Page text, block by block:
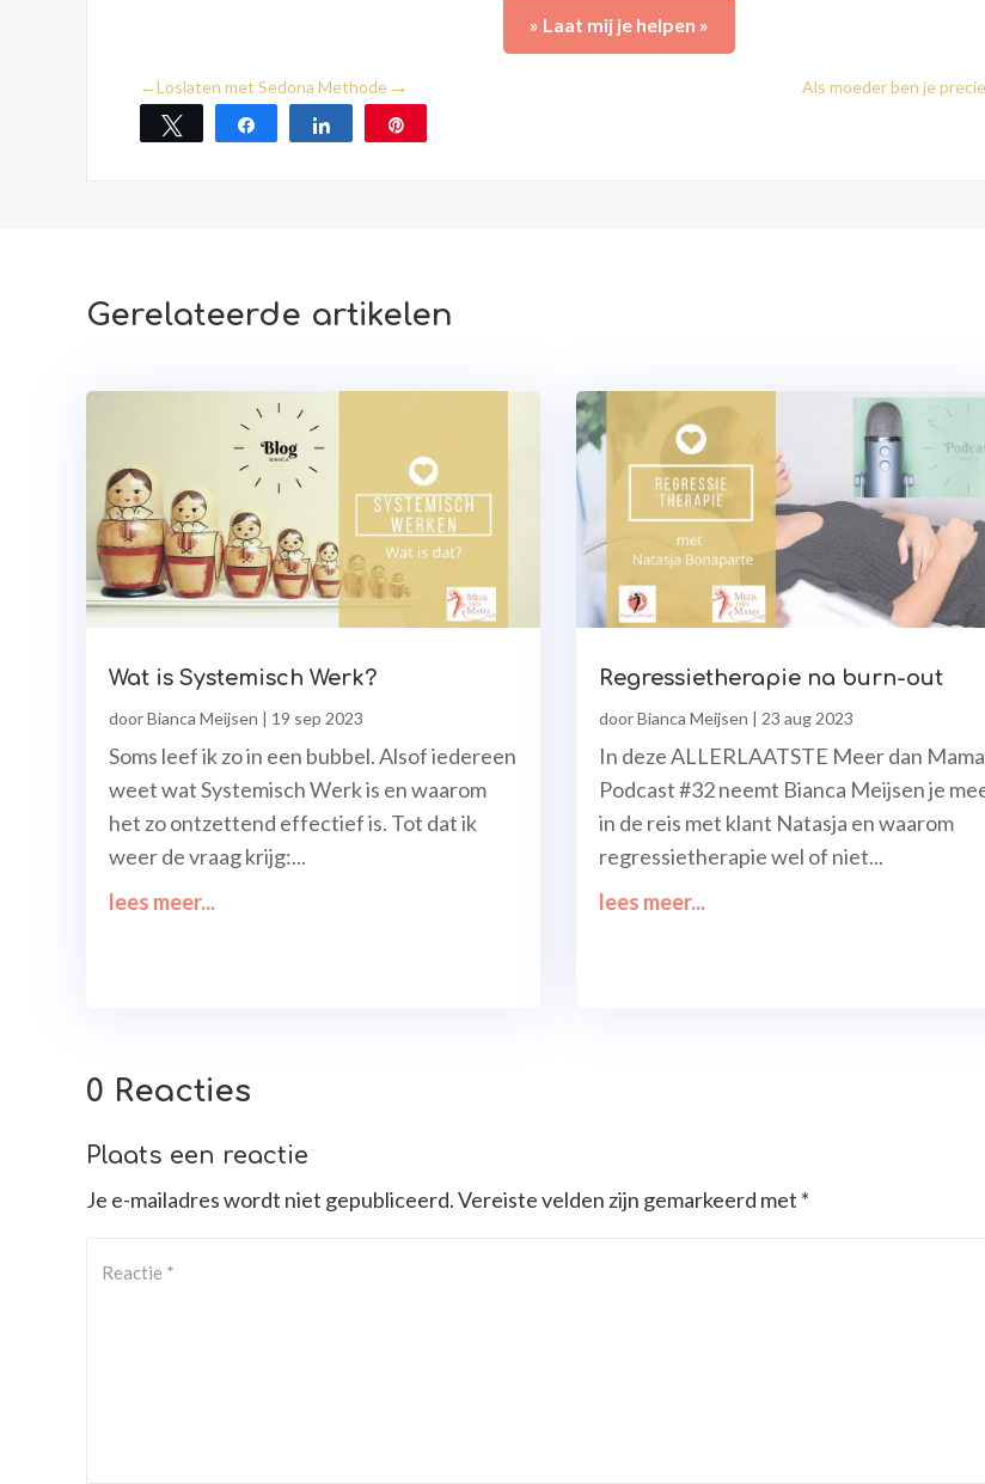
» Laat mij je helpen »
←Loslaten met Sedona Methode Als moeder ben je
→
Tweet Share Share
Gerelateerde artikelen
Wat is Systemisch Werk?
doorBianca Meijsen | 19 sep 2023
Soms leef ik zo in een bubbel. Alsof iedereen
weet wat Systemisch Werk is en waarom
het zo ontzettend effectief is. Tot dat ik
weer de vraag krijg:...
lees meer...
Regressietherapie na burn-out
doorBianca Meijsen | 23 aug 2023
In deze ALLERLAATSTE Meer dan Mama
Podcast #32 neemt Bianca Meijsen je
in de reis met klant Natasja en waarom
regressietherapie wel of niet...
lees meer...
0 Reacties
Plaats een reactie
Je e-mailadres wordt niet gepubliceerd.Vereiste velden zijn gemarkeerd met *